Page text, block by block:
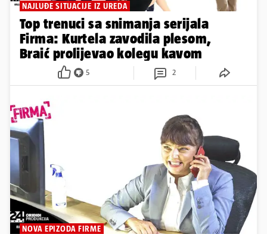
NAJLUĐE SITUACIJE IZ UREDA
Top trenuci sa snimanja serijala
Firma: Kurtela zavodila plesom,
Braić prolijevao kolegu kavom
5 2
NOVA EPIZODA FIRME